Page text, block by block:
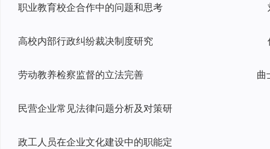
职业教育校企合作中的问题和思考
高校内部行政纠纷裁决制度研究
劳动教养检察监督的立法完善 曲
民营企业常见法律问题分析及对策研
政工人员在企业文化建设中的职能定